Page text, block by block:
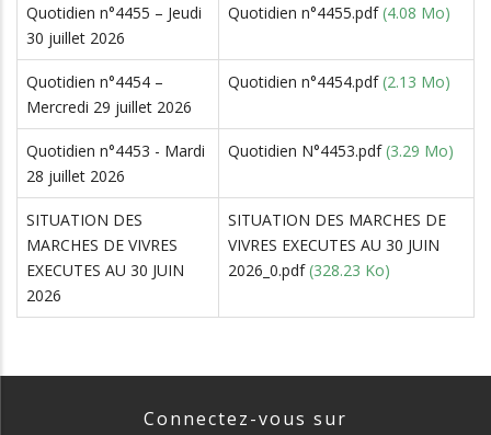
Quotidien n°4455 – Jeudi
30 juillet 2026
Quotidien n°4455.pdf (4.08 Mo)
Quotidien n°4454 –
Mercredi 29 juillet 2026
Quotidien n°4454.pdf (2.13 Mo)
Quotidien n°4453 - Mardi
28 juillet 2026
Quotidien N°4453.pdf (3.29 Mo)
SITUATION DES
MARCHES DE VIVRES
EXECUTES AU 30 JUIN
2026
SITUATION DES MARCHES DE
VIVRES EXECUTES AU 30 JUIN
2026_0.pdf (328.23 Ko)
Connectez-vous sur